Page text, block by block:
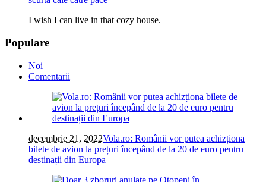
I wish I can live in that cozy house.
Populare
Noi
Comentarii
decembrie 21, 2022Vola.ro: Românii vor putea achizționa
bilete de avion la prețuri începând de la 20 de euro pentru
destinații din Europa